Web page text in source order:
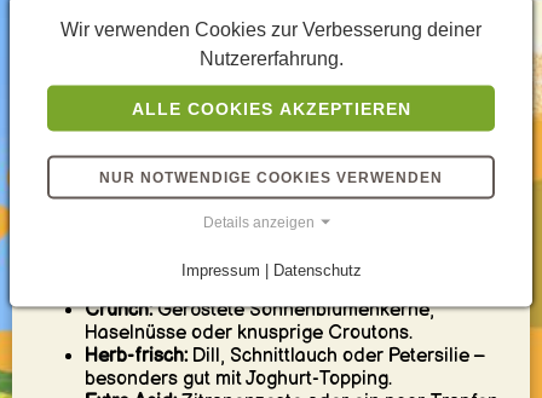
Leichter:Mehr Gemüsebrühe, weniger Sahne;
dafür mehr Zitrone und Kräuter.
Vegane Creme:Pflanzlicher Joghurt oder
Cashewmus als cremiger Gegenspieler zur
Schärfe.
Servierideen / Pairings
Joghurt + frisch geriebener Meerrettich oben
Crunch:Geröstete Sonnenblumenkerne,
Haselnüsse oder knusprige Croutons.
Herb-frisch:Dill, Schnittlauch oder Petersilie –
besonders gut mit Joghurt-Topping.
Wir verwenden Cookies zur Verbesserung deiner
Nutzererfahrung.
ALLE COOKIES AKZEPTIEREN
NUR NOTWENDIGE COOKIES VERWENDEN
Details anzeigen
Impressum | Datenschutz